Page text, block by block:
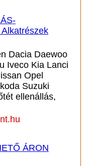
Dacia Daewoo
Iveco Kia Lanci
Opel
Suzuki
ellenállás,
ÁRON